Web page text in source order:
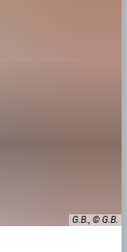
G.B., © G.B.